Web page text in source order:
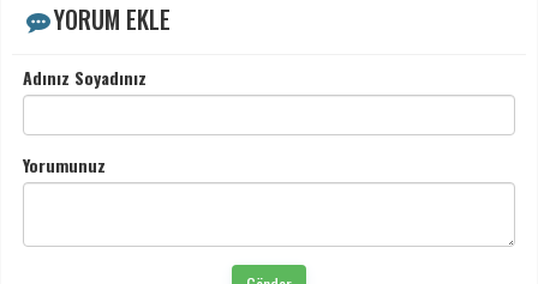
YORUM EKLE
Adınız Soyadınız
Yorumunuz